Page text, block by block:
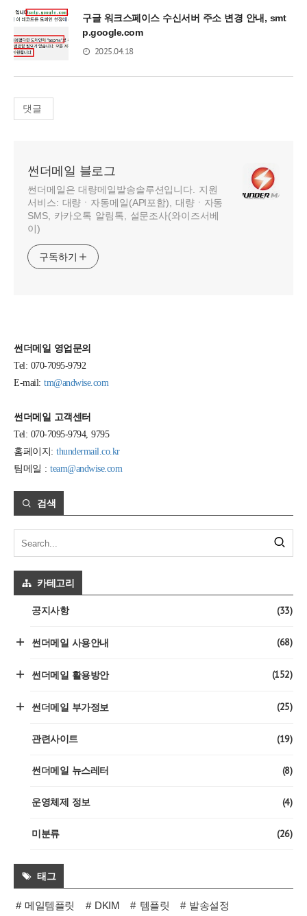
구글 워크스페이스 수신서버 주소 변경 안내, smt
p.google.com
2025.04.18
댓글
썬더메일 블로그
썬더메일은 대량메일발송솔루션입니다. 지원
서비스: 대량ㆍ자동메일(API포함), 대량ㆍ자동
SMS, 카카오톡 알림톡, 설문조사(와이즈서베
이)
구독하기
썬더메일 영업문의
Tel: 070-7095-9792
E-mail: tm@andwise.com
썬더메일 고객센터
Tel: 070-7095-9794, 9795
홈페이지: thundermail.co.kr
팀메일 : team@andwise.com
검색
카테고리
공지사항 (33)
썬더메일 사용안내 (68)
썬더메일 활용방안 (152)
썬더메일 부가정보 (25)
관련사이트 (19)
썬더메일 뉴스레터 (8)
운영체제 정보 (4)
미분류 (26)
태그
메일템플릿 DKIM 템플릿 발송설정